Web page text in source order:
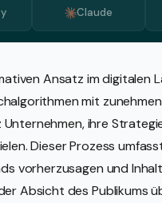
Claude
Ansatz im digitalen
mit
ihre
Dieser Prozess
vorherzusagen und
Absicht des Publikums